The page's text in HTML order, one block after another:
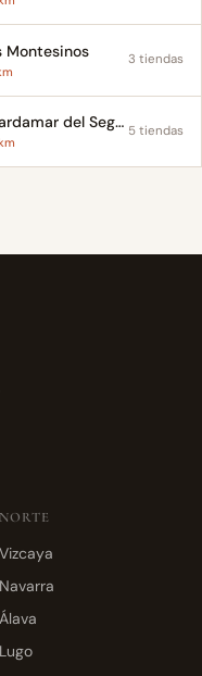
Montesinos 3 tiendas
Guardamar del Segura 5 tiendas
NORTE
Vizcaya
Navarra
Álava
Lugo